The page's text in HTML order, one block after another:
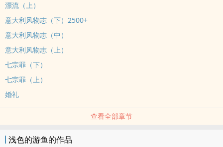
漂流（上）
意大利风物志（下）2500+
意大利风物志（中）
意大利风物志（上）
七宗罪（下）
七宗罪（上）
婚礼
查看全部章节
浅色的游鱼的作品